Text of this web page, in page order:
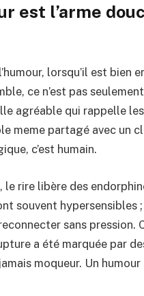
est l’arme
lorsqu’il est
ce n’est pas
agréable qui rappelle
meme partagé avec un
c’est humain.
rire libère des
souvent
sans pression.
a été marquée par
moqueur. Un